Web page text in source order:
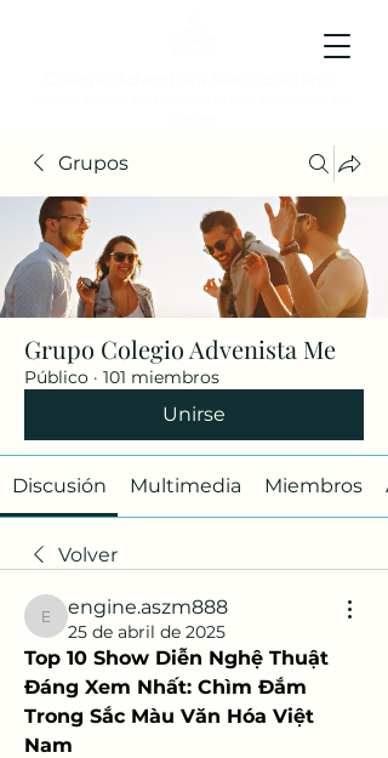
Grupos
Grupo Colegio Advenista Me
Público · 101 miembros
Unirse
Discusión Multimedia Miembros
Volver
engine.aszm888
engine.aszm888
25 de abril de 2025
Top 10 Show Diễn Nghệ Thuật
Đáng Xem Nhất: Chìm Đắm
Trong Sắc Màu Văn Hóa Việt
Nam